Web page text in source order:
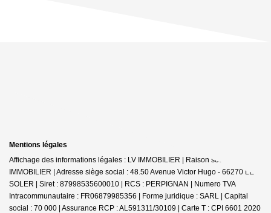
Mentions légales
Affichage des informations légales : LV IMMOBILIER | Raison sociale : LV
IMMOBILIER | Adresse siège social : 48.50 Avenue Victor Hugo - 66270 LE
SOLER | Siret : 87998535600010 | RCS : PERPIGNAN | Numero TVA
Intracommunautaire : FR06879985356 | Forme juridique : SARL | Capital
social : 70 000 | Assurance RCP : AL591311/30109 | Carte T : CPI 6601 2020